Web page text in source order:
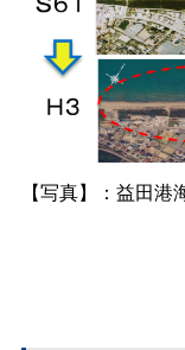
【写真】：益田港